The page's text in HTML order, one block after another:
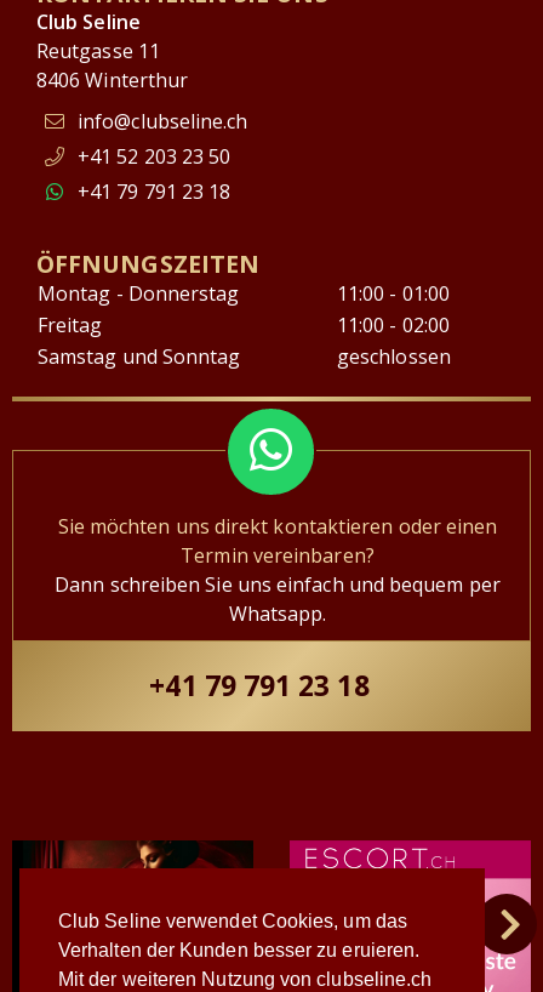
Club Seline verwendet Cookies, um das
Verhalten der Kunden besser zu eruieren.
Mit der weiteren Nutzung von clubseline.ch
Club Seline
Reutgasse 11
8406 Winterthur
info@clubseline.ch
+41 52 203 23 50
+41 79 791 23 18
ÖFFNUNGSZEITEN
Montag - Donnerstag
11:00 - 01:00
Freitag
11:00 - 02:00
Samstag und Sonntag
geschlossen
Sie möchten uns direkt kontaktieren oder einen
Termin vereinbaren?
Dann schreiben Sie uns einfach und bequem per
Whatsapp.
+41 79 791 23 18